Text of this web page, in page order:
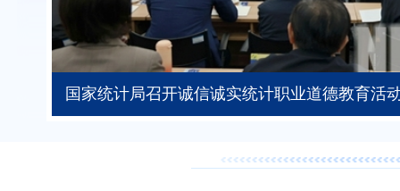
国家统计局召开诚信诚实统计职业道德教育活